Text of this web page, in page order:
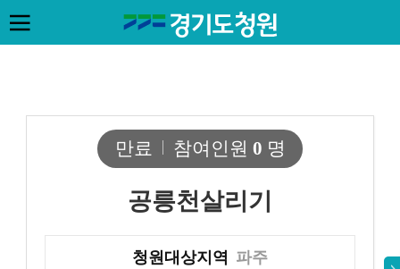
만료 참여인원 0 명
공릉천살리기
청원대상지역 파주